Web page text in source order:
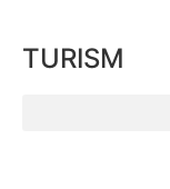
TURISM